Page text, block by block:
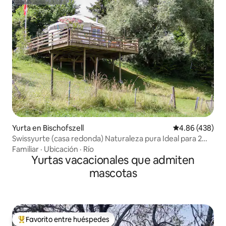
Yurta en Bischofszell Calificación
4.86 (438)
Swissyurte (casa redonda) Naturaleza pura Ideal para 2
personas
Familiar · Ubicación · Río
Yurtas vacacionales que admiten
mascotas
Favorito entre huéspedes preferido
Favorito entre huéspedes